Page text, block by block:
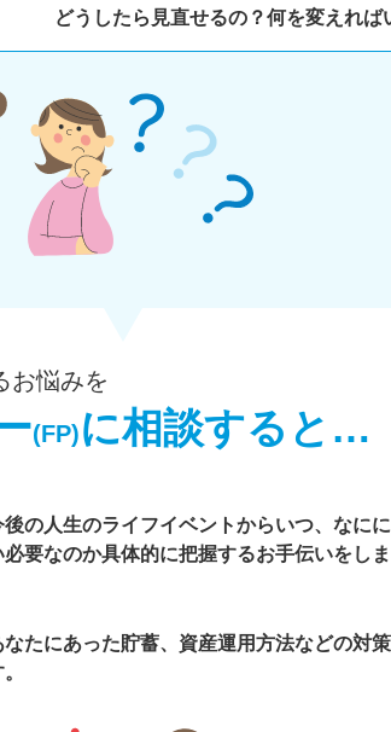
どうしたら見直せるの？何を変えれば
お悩みを
(FP)に相談すると…
後の人生のライフイベントからいつ、なに
必要なのか具体的に把握するお手伝いをし
なたにあった貯蓄、資産運用方法などの対